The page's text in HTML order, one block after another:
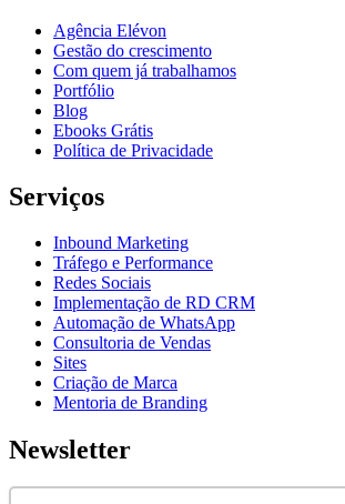
Agência Elévon
Gestão do crescimento
Com quem já trabalhamos
Portfólio
Blog
Ebooks Grátis
Política de Privacidade
Serviços
Inbound Marketing
Tráfego e Performance
Redes Sociais
Implementação de RD CRM
Automação de WhatsApp
Consultoria de Vendas
Sites
Criação de Marca
Mentoria de Branding
Newsletter
Assine nossa newsletter para ficar por dentro de